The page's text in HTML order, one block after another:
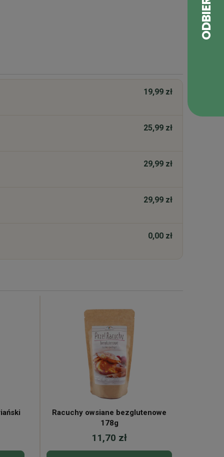
19,99 zł
25,99 zł
29,99 zł
29,99 zł
0,00 zł
Racuchy owsiane bezglutenowe
178g
11,70 zł